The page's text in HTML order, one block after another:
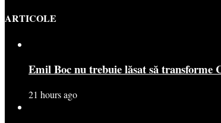
ARTICOLE
Emil Boc nu trebuie lăsat să transforme
21 hours ago